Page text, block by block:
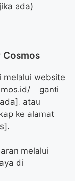
ada)
Cosmos
melalui website
– ganti
atau
ke alamat
melalui
di